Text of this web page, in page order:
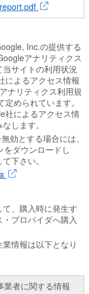
Inc.の提供する
アナリティクス
サイトの利用状況
によるアクセス情報
ナリティクス利用規
められています。
社によるアクセス情
します。
効とする場合には、
ダウンロードし
下さい。
、購入時に発生す
プロバイダへ購入
情報は以下となり
業者に関する情報